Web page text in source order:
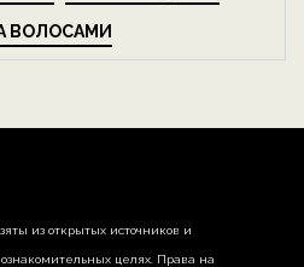
ВОЛОСАМИ
из открытых источников и
целях. Права на